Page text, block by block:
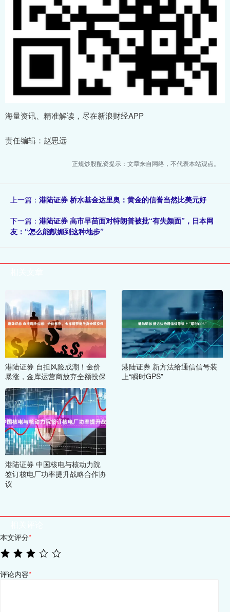
海量资讯、精准解读，尽在新浪财经APP
责任编辑：赵思远
正规炒股配资提示：文章来自网络，不代表本站观点。
上一篇： 港陆证券 桥水基金达里奥：黄金的信誉当然比美元好
下一篇： 港陆证券 高市早苗面对特朗普被批“有失颜面”，日本网
友：“怎么能献媚到这种地步”
港陆证券 自担风险成潮！金价
暴涨，金库运营商放弃全额投保
港陆证券 新方法给通信信号装
上“瞬时GPS”
港陆证券 中国核电与核动力院
签订核电厂功率提升战略合作协
议
本文评分*
评论内容*